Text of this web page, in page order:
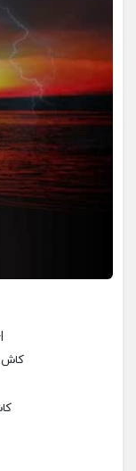
کاش